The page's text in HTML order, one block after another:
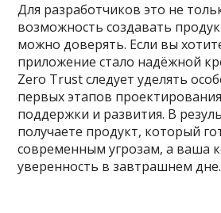
Для разработчиков это не
возможность создавать
можно доверять. Если вы
приложение стало надёжной
Zero Trust следует уделять
первых этапов
поддержки и развития. В
получаете продукт, который
современным угрозам, а ваша
уверенность в завтрашнем дне.